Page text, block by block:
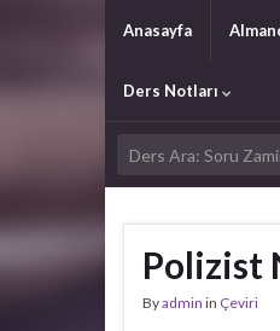
Anasayfa
Ders Notları
Polizist
Byadmin in Çeviri